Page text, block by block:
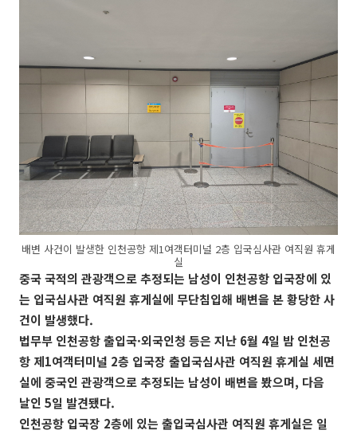
배변 사건이 발생한 인천공항 제1여객터미널 2층 입국심사관 여직원 휴게
실
중국 국적의 관광객으로 추정되는 남성이 인천공항 입국장에 있
는 입국심사관 여직원 휴게실에 무단침입해 배변을 본 황당한 사
건이 발생했다.
법무부 인천공항 출입국·외국인청 등은 지난 6월 4일 밤 인천공
항 제1여객터미널 2층 입국장 출입국심사관 여직원 휴게실 세면
실에 중국인 관광객으로 추정되는 남성이 배변을 봤으며, 다음
날인 5일 발견됐다.
인천공항 입국장 2층에 있는 출입국심사관 여직원 휴게실은 일